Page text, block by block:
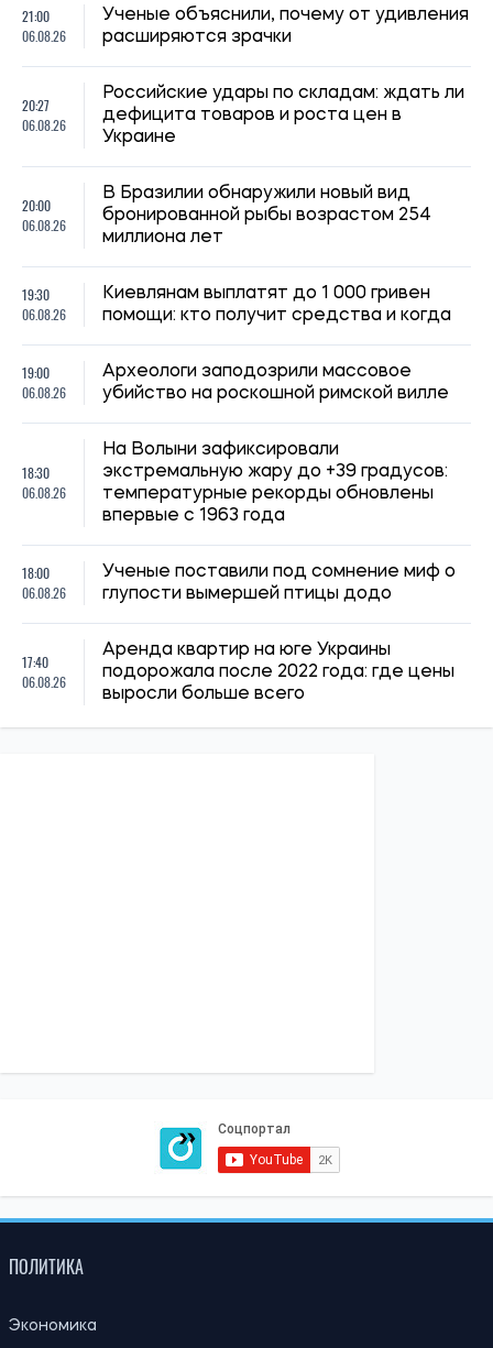
21:00
06.08.26
Ученые объяснили, почему от удивления
расширяются зрачки
20:27
06.08.26
Российские удары по складам: ждать ли
дефицита товаров и роста цен в
Украине
20:00
06.08.26
В Бразилии обнаружили новый вид
бронированной рыбы возрастом 254
миллиона лет
19:30
06.08.26
Киевлянам выплатят до 1 000 гривен
помощи: кто получит средства и когда
19:00
06.08.26
Археологи заподозрили массовое
убийство на роскошной римской вилле
18:30
06.08.26
На Волыни зафиксировали
экстремальную жару до +39 градусов:
температурные рекорды обновлены
впервые с 1963 года
18:00
06.08.26
Ученые поставили под сомнение миф о
глупости вымершей птицы додо
17:40
06.08.26
Аренда квартир на юге Украины
подорожала после 2022 года: где цены
выросли больше всего
ПОЛИТИКА
Экономика